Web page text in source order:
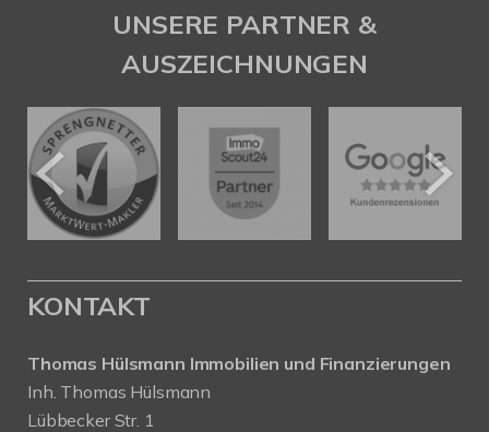
UNSERE PARTNER &
AUSZEICHNUNGEN
KONTAKT
Thomas Hülsmann Immobilien und Finanzierungen
Inh. Thomas Hülsmann
Lübbecker Str. 1